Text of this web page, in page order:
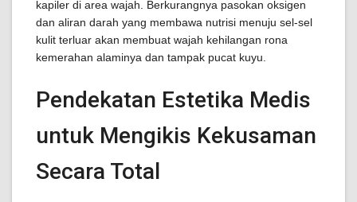
kapiler di area wajah. Berkurangnya pasokan oksigen
dan aliran darah yang membawa nutrisi menuju sel-sel
kulit terluar akan membuat wajah kehilangan rona
kemerahan alaminya dan tampak pucat kuyu.
Pendekatan Estetika Medis
untuk Mengikis Kekusaman
Secara Total